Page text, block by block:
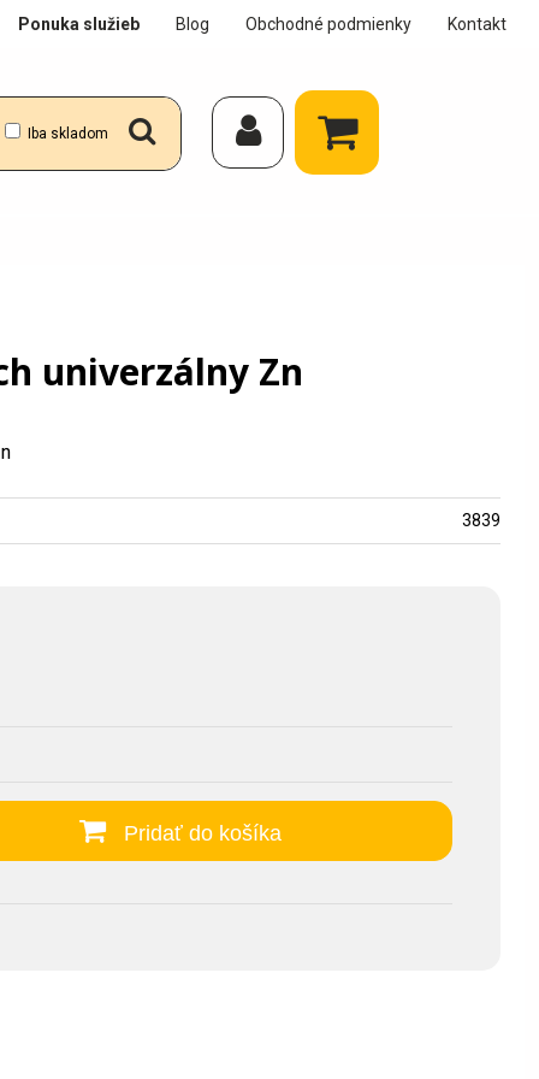
Iba skladom
Ponuka služieb Blog Obchodné podmienky Kontakt
univerzálny Zn
Pridať do košíka
3839